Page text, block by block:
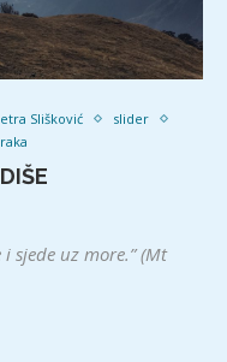
Slišković
slider
sjede uz more.” (Mt